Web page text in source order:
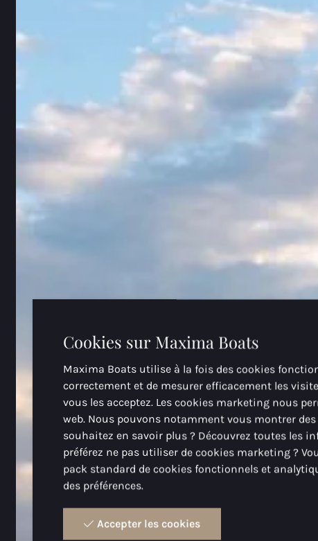
Cookies sur Maxima Boats
Maxima Boats utilise à la fois des cookies
correctement et de mesurer efficacement les
vous les acceptez. Les cookies marketing nous
web. Nous pouvons notamment vous montrer
souhaitez en savoir plus ? Découvrez toutes les
préférez ne pas utiliser de cookies marketing ?
pack standard de cookies fonctionnels et
des préférences.
Accepter les cookies